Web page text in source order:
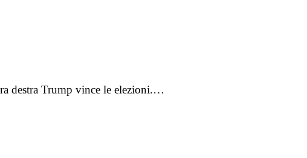
destra Trump vince le elezioni.…